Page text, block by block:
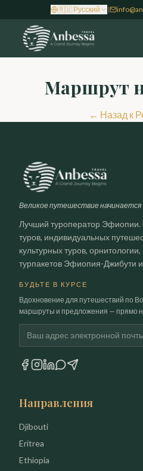
🇷🇺 Русский |
Маршрут
← Назад к
Великое путешествие
Лучший туроператор
туров, индивидуальных
культурных туров,
турпакетов Эфиопия-Джибути
БУДЬТЕ В КУРСЕ
Вдохновение для путешествий по
маршруты и предложения — прямо
Электронная почта
Направления
Djibouti
Eritrea
Ethiopia